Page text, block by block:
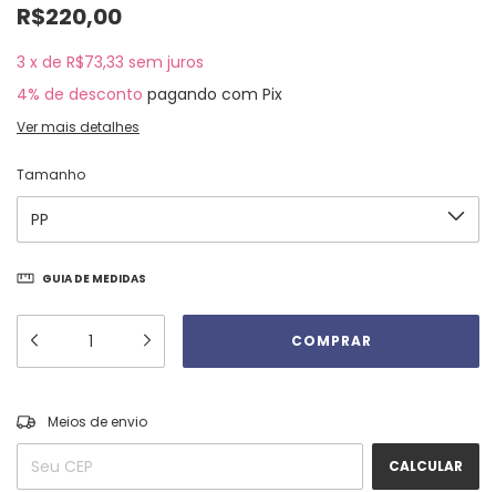
R$220,00
3 x de R$73,33 sem juros
4% de desconto pagando com Pix
Ver mais detalhes
Tamanho
GUIA DE MEDIDAS
Entregas para o CEP:
Meios de envio
CALCULAR